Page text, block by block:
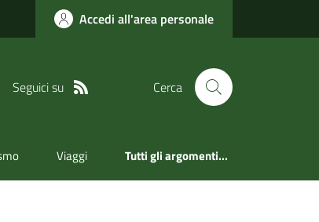
Accedi all'area personale
Seguici su Cerca
Viaggi Tutti gli argomenti...